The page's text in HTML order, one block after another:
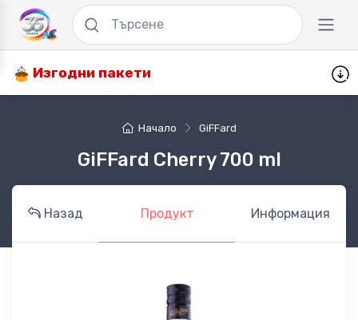
Изгодни пакети
Начало GiFFard
GiFFard Cherry 700 ml
Назад Продукт Информация